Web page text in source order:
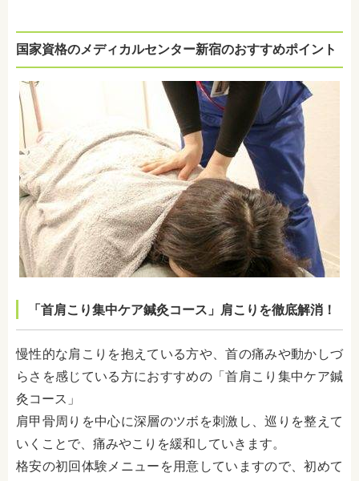
国家資格のメディカルセンター新宿のおすすめポイント
「首肩こり集中ケア鍼灸コース」肩こりを徹底解消！
慢性的な肩こりを抱えている方や、首の痛みや動かしづ
らさを感じている方におすすめの「首肩こり集中ケア鍼
灸コース」
肩甲骨周りを中心に深層のツボを刺激し、巡りを整えて
いくことで、痛みやこりを緩和していきます。
格安の初回体験メニューを用意していますので、初めて